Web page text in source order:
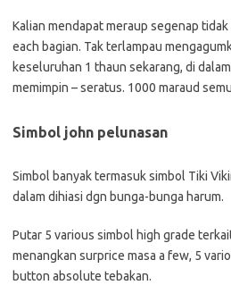
Kalian mendapat meraup segenap
each bagian. Tak terlampau
keseluruhan 1 thaun sekarang, di
memimpin – seratus. 1000 maraud
Simbol john pelunasan
Simbol banyak termasuk simbol Tiki
dalam dihiasi dgn bunga-bunga harum.
Putar 5 various simbol high grade
menangkan surprice masa a few, 5
button absolute tebakan.